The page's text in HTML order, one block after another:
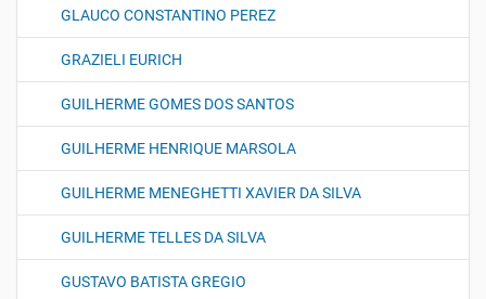
GLAUCO CONSTANTINO PEREZ
GRAZIELI EURICH
GUILHERME GOMES DOS SANTOS
GUILHERME HENRIQUE MARSOLA
GUILHERME MENEGHETTI XAVIER DA SILVA
GUILHERME TELLES DA SILVA
GUSTAVO BATISTA GREGIO